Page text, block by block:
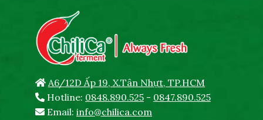
A6/12D Ấp 19, X.Tân Nhựt, TP.HCM
Hotline: 0848.890.525 - 0847.890.525
Email: info@chilica.com